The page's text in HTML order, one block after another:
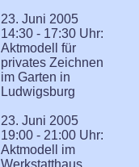
23. Juni 2005
14:30 - 17:30 Uhr:
Aktmodell für
privates Zeichnen
im Garten in
Ludwigsburg
23. Juni 2005
19:00 - 21:00 Uhr:
Aktmodell im
Werkstatthaus